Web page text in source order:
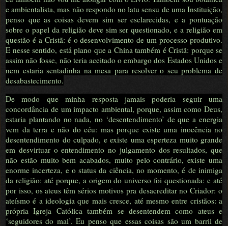
e ambientalista, mas não respondo no latu sensu de uma Instituição,
penso que as coisas devem sim ser esclarecidas, e a pontuação
sobre o papel da religião deve sim ser questionado, e a religião em
questão é a Cristã: é o desenvolvimento de um processo produtivo.
E nesse sentido, está plano que a China também é Cristã: porque se
assim não fosse, não teria aceitado o embargo dos Estados Unidos e
nem estaria sentadinha na mesa para resolver o seu problema de
desabastecimento.
De modo que minha resposta jamais poderia seguir uma
concordância de um impacto ambiental, porque, assim como Deus,
estaria plantando no nada, no ‘desentendimento’ de que a energia
vem da terra e não do céu: mas porque existe uma inocência no
desentendimento do culpado, e existe uma esperteza muito grande
em desvirtuar o entendimento no julgamento dos resultados, que
não estão muito bem acabados, muito pelo contrário, existe uma
enorme incerteza, e o status da ciência, no momento, é de inimiga
da religião: até porque, a origem do universo foi questionada: e até
por isso, os ateus têm sérios motivos pra desacreditar no Criador: o
ateísmo é a ideologia que mais cresce, até mesmo entre cristãos: a
própria Igreja Católica também se desentendem como ateus e
‘seguidores do mal’. Eu penso que essas coisas são um barril de